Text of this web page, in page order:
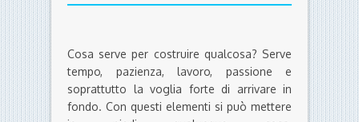
Cosa serve per costruire qualcosa? Serve
tempo, pazienza, lavoro, passione e
soprattutto la voglia forte di arrivare in
fondo. Con questi elementi si può mettere